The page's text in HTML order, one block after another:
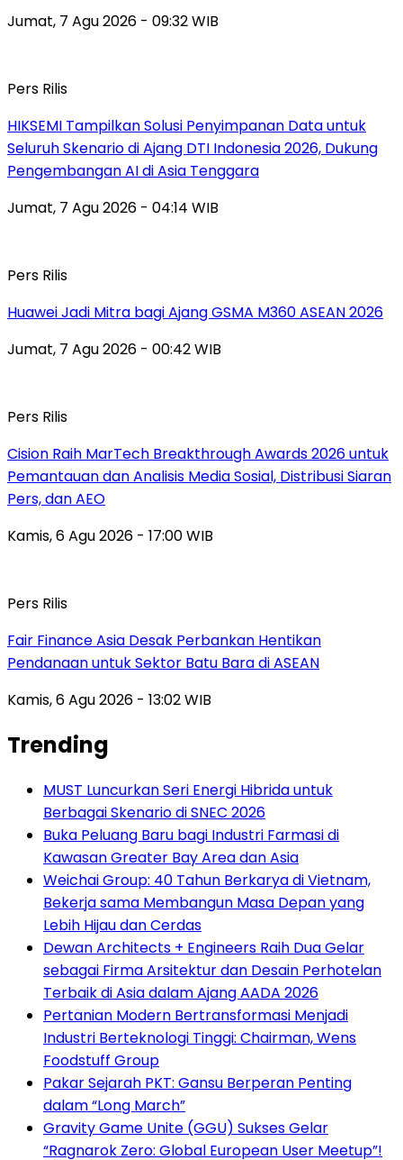
Jumat, 7 Agu 2026 - 09:32 WIB
Pers Rilis
HIKSEMI Tampilkan Solusi Penyimpanan Data untuk
Seluruh Skenario di Ajang DTI Indonesia 2026, Dukung
Pengembangan AI di Asia Tenggara
Jumat, 7 Agu 2026 - 04:14 WIB
Pers Rilis
Huawei Jadi Mitra bagi Ajang GSMA M360 ASEAN 2026
Jumat, 7 Agu 2026 - 00:42 WIB
Pers Rilis
Cision Raih MarTech Breakthrough Awards 2026 untuk
Pemantauan dan Analisis Media Sosial, Distribusi Siaran
Pers, dan AEO
Kamis, 6 Agu 2026 - 17:00 WIB
Pers Rilis
Fair Finance Asia Desak Perbankan Hentikan
Pendanaan untuk Sektor Batu Bara di ASEAN
Kamis, 6 Agu 2026 - 13:02 WIB
Trending
MUST Luncurkan Seri Energi Hibrida untuk
Berbagai Skenario di SNEC 2026
Buka Peluang Baru bagi Industri Farmasi di
Kawasan Greater Bay Area dan Asia
Weichai Group: 40 Tahun Berkarya di Vietnam,
Bekerja sama Membangun Masa Depan yang
Lebih Hijau dan Cerdas
Dewan Architects + Engineers Raih Dua Gelar
sebagai Firma Arsitektur dan Desain Perhotelan
Terbaik di Asia dalam Ajang AADA 2026
Pertanian Modern Bertransformasi Menjadi
Industri Berteknologi Tinggi: Chairman, Wens
Foodstuff Group
Pakar Sejarah PKT: Gansu Berperan Penting
dalam “Long March”
Gravity Game Unite (GGU) Sukses Gelar
“Ragnarok Zero: Global European User Meetup”!